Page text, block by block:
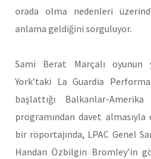
orada olma nedenleri
anlama geldiğini sorguluyor.
Sami Berat Marçalı oyunun
York’taki La Guardia
başlattığı Balkanlar-
programından davet almasıyla
bir röportajında, LPAC Genel
Handan Özbilgin Bromley’in